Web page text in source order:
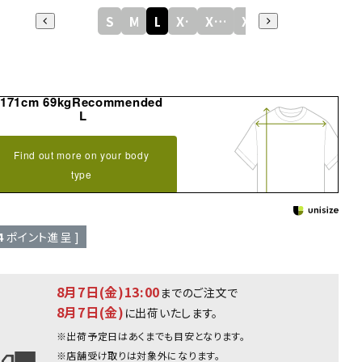
XL XXL XXXL
171cm 69kgRecommended
L
Find out more on your body
type
ポイント進呈 ]
8月7日(金)13:00までのご注文で
8月7日(金) に出荷いたします。
※出荷予定日はあくまでも目安となります。
※店舗受け取りは対象外になります。